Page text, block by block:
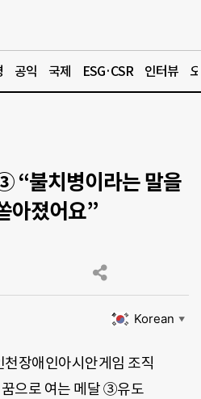
공익 국제 ESG·CSR 인터뷰
“불치병이라는 말을
아졌어요”
Korean ▼
장애인아시안게임 조직
으로 여는 메달 ③유도